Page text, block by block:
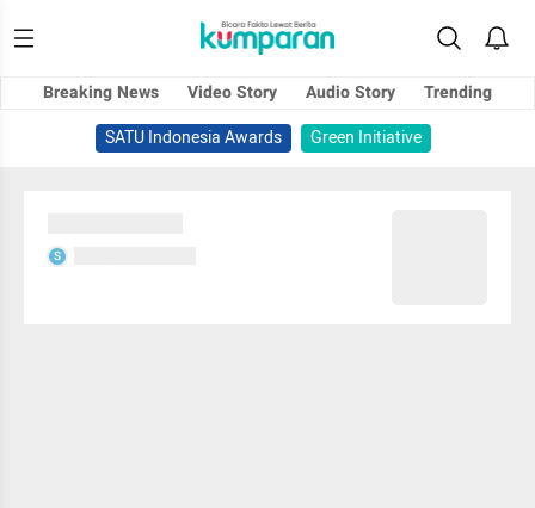
Breaking News Video Story Audio Story
Trending
SATU Indonesia Awards
Green Initiative
S